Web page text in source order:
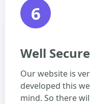
6
Well
Our website is
developed this
mind. So there